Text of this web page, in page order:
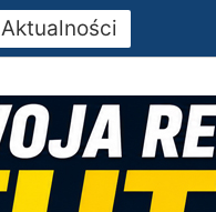
Aktualności